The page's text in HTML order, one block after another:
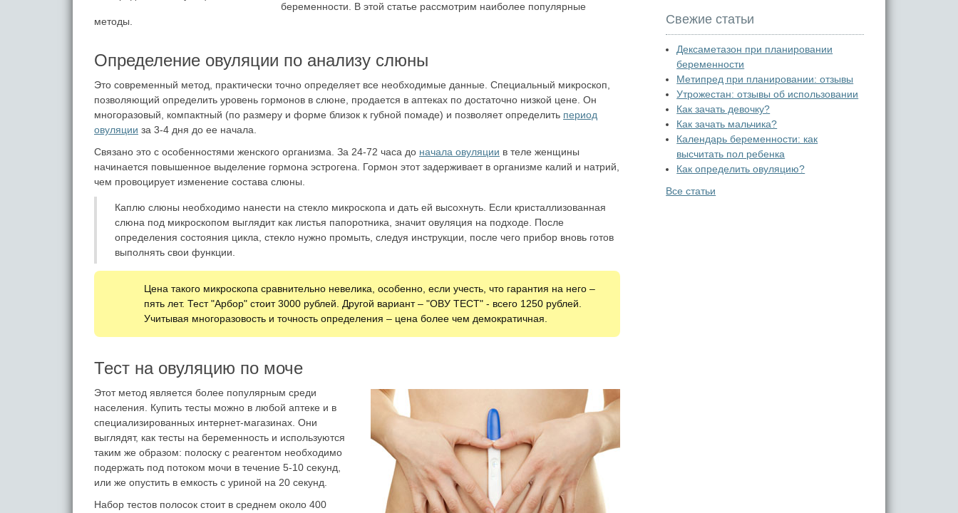
беременности. В этой статье рассмотрим наиболее популярные
методы.
Определение овуляции по анализу слюны
Это современный метод, практически точно определяет все необходимые данные. Специальный микроскоп,
позволяющий определить уровень гормонов в слюне, продается в аптеках по достаточно низкой цене. Он
многоразовый, компактный (по размеру и форме близок к губной помаде) и позволяет определить период
овуляции за 3-4 дня до ее начала.
Связано это с особенностями женского организма. За 24-72 часа до начала овуляции в теле женщины
начинается повышенное выделение гормона эстрогена. Гормон этот задерживает в организме калий и натрий,
чем провоцирует изменение состава слюны.
Каплю слюны необходимо нанести на стекло микроскопа и дать ей высохнуть. Если кристаллизованная
слюна под микроскопом выглядит как листья папоротника, значит овуляция на подходе. После
определения состояния цикла, стекло нужно промыть, следуя инструкции, после чего прибор вновь готов
выполнять свои функции.
Цена такого микроскопа сравнительно невелика, особенно, если учесть, что гарантия на него –
пять лет. Тест "Арбор" стоит 3000 рублей. Другой вариант – "ОВУ ТЕСТ" - всего 1250 рублей.
Учитывая многоразовость и точность определения – цена более чем демократичная.
Тест на овуляцию по моче
Этот метод является более популярным среди
населения. Купить тесты можно в любой аптеке и в
специализированных интернет-магазинах. Они
выглядят, как тесты на беременность и используются
таким же образом: полоску с реагентом необходимо
подержать под потоком мочи в течение 5-10 секунд,
или же опустить в емкость с уриной на 20 секунд.
Набор тестов полосок стоит в среднем около 400
Свежие статьи
Дексаметазон при планировании
беременности
Метипред при планировании: отзывы
Утрожестан: отзывы об использовании
Как зачать девочку?
Как зачать мальчика?
Календарь беременности: как
высчитать пол ребенка
Как определить овуляцию?
Все статьи